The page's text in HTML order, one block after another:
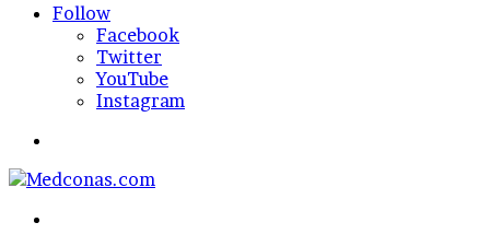
In
Follow
Facebook
Twitter
YouTube
Instagram